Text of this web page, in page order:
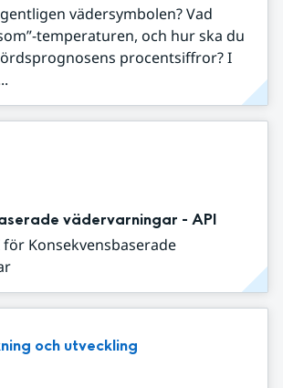
vädersymbolen? Vad
temperaturen, och hur ska du
procentsiffror? I
vädervarningar - API
för Konsekvensbaserade
och utveckling